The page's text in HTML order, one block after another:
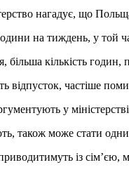
нагадує, що
на тиждень, у той
більша кількість
відпусток, частіше
у
також може стати
із